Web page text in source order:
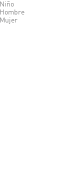
Niño
Hombre
Mujer